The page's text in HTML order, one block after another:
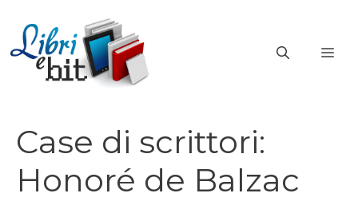
contenuto
Case di scrittori:
Honoré de Balzac